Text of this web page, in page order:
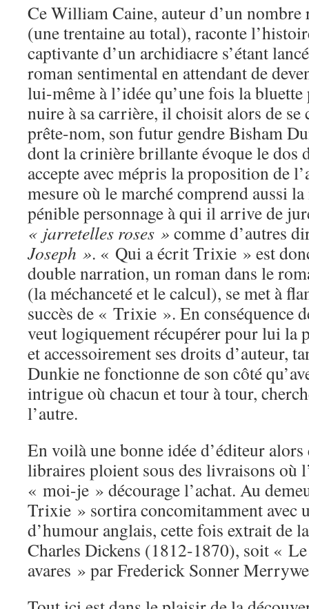
Ce William Caine, auteur d’un nombre
(une trentaine au total), raconte
captivante d’un archidiacre s’étant
roman sentimental en attendant de
lui-même à l’idée qu’une fois la
nuire à sa carrière, il choisit alors de se
prête-nom, son futur gendre Bisham
dont la crinière brillante évoque le dos
accepte avec mépris la proposition de
mesure où le marché comprend aussi
pénible personnage à qui il arrive de
« jarretelles roses » comme d’autres
Joseph ». « Qui a écrit Trixie » est
double narration, un roman dans le
(la méchanceté et le calcul), se met à
succès de « Trixie ». En conséquence
veut logiquement récupérer pour lui la
et accessoirement ses droits d’auteur,
Dunkie ne fonctionne de son côté
intrigue où chacun et tour à tour,
l’autre.
En voilà une bonne idée d’éditeur alors
libraires ploient sous des livraisons où
« moi-je » décourage l’achat. Au
Trixie » sortira concomitamment avec
d’humour anglais, cette fois extrait de
Charles Dickens (1812-1870), soit «
avares » par Frederick Sonner